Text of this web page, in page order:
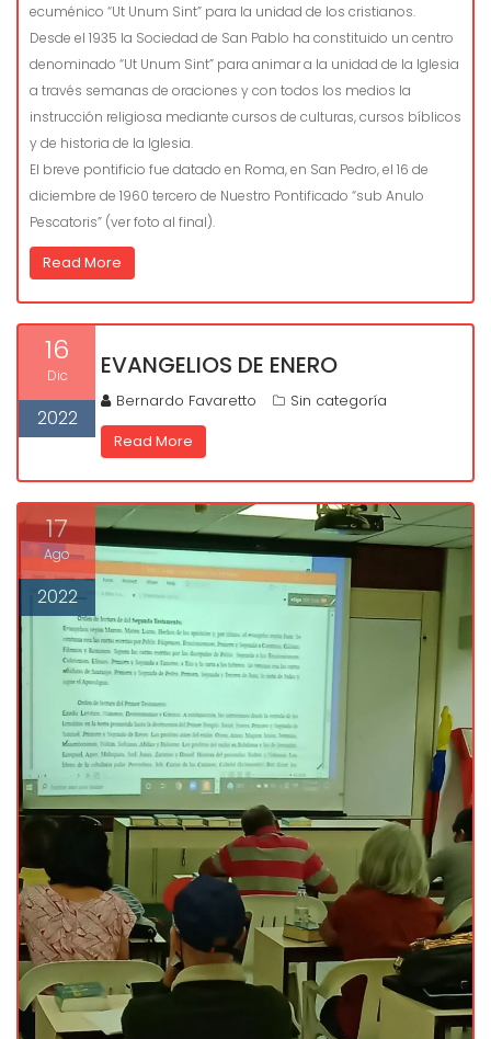
ecuménico “Ut Unum Sint” para la unidad de los cristianos.
Desde el 1935 la Sociedad de San Pablo ha constituido un centro
denominado “Ut Unum Sint” para animar a la unidad de la Iglesia
a través semanas de oraciones y con todos los medios la
instrucción religiosa mediante cursos de culturas, cursos bíblicos
y de historia de la Iglesia.
El breve pontificio fue datado en Roma, en San Pedro, el 16 de
diciembre de 1960 tercero de Nuestro Pontificado “sub Anulo
Pescatoris” (ver foto al final).
Read More
16
Dic
2022
EVANGELIOS DE ENERO
Bernardo Favaretto
Sin categoría
Read More
17
Ago
2022